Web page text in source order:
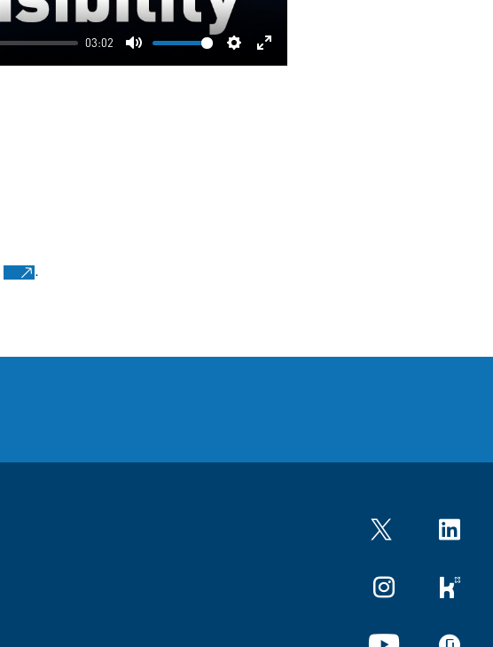
03:02
Mute Settings
Enter
.
Twitter LinkedIn
Instagram kununu